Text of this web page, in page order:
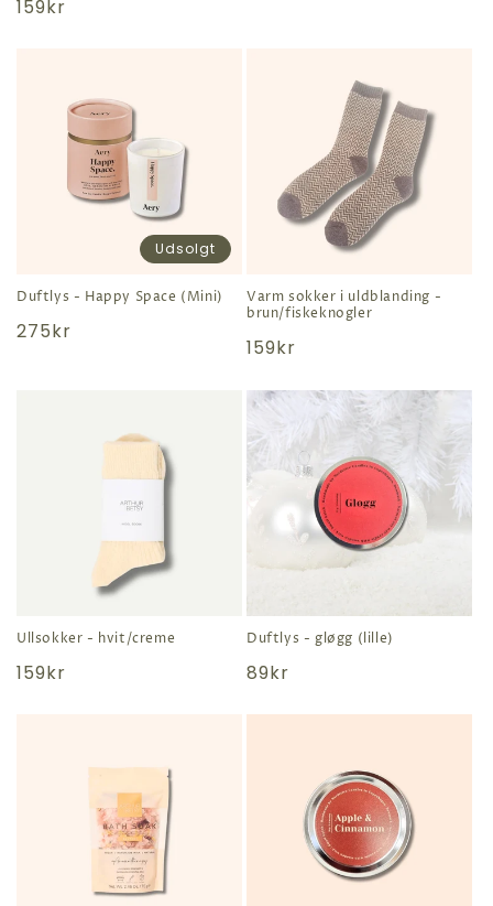
Normal
159kr
Udsolgt
Duftlys - Happy Space (Mini)
Normal
275kr
Varm sokker i uldblanding -
brun/fiskeknogler
Normal
159kr
Ullsokker - hvit/creme
Normal
159kr
Duftlys - gløgg (lille)
Normal
89kr